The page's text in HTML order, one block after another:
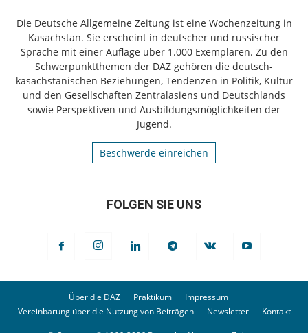
Die Deutsche Allgemeine Zeitung ist eine Wochenzeitung in
Kasachstan. Sie erscheint in deutscher und russischer
Sprache mit einer Auflage über 1.000 Exemplaren. Zu den
Schwerpunktthemen der DAZ gehören die deutsch-
kasachstanischen Beziehungen, Tendenzen in Politik, Kultur
und den Gesellschaften Zentralasiens und Deutschlands
sowie Perspektiven und Ausbildungsmöglichkeiten der
Jugend.
Beschwerde einreichen
FOLGEN SIE UNS
Über die DAZ Praktikum
Impressum
Vereinbarung über die Nutzung von Beiträgen
Newsletter Kontakt